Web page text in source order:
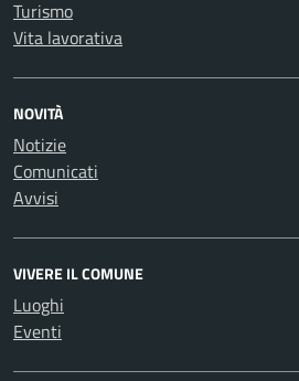
Turismo
Vita lavorativa
NOVITÀ
Notizie
Comunicati
Avvisi
VIVERE IL COMUNE
Luoghi
Eventi